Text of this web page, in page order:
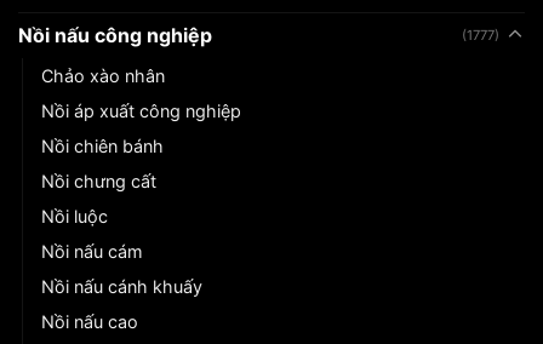
Nồi nấu công nghiệp (1777)
Chảo xào nhân
Nồi áp xuất công nghiệp
Nồi chiên bánh
Nồi chưng cất
Nồi luộc
Nồi nấu cám
Nồi nấu cánh khuấy
Nồi nấu cao